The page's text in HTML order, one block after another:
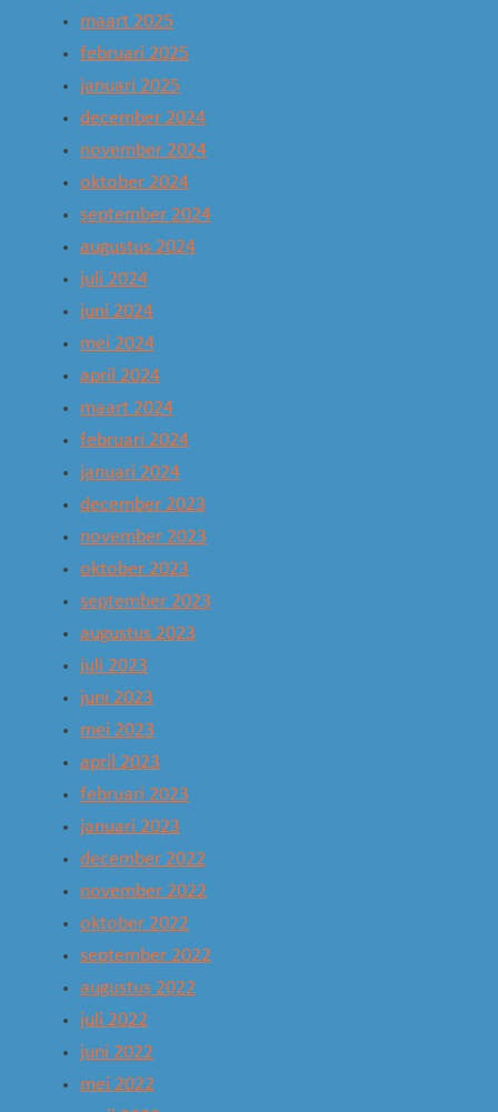
maart 2025
februari 2025
januari 2025
december 2024
november 2024
oktober 2024
september 2024
augustus 2024
juli 2024
juni 2024
mei 2024
april 2024
maart 2024
februari 2024
januari 2024
december 2023
november 2023
oktober 2023
september 2023
augustus 2023
juli 2023
juni 2023
mei 2023
april 2023
februari 2023
januari 2023
december 2022
november 2022
oktober 2022
september 2022
augustus 2022
juli 2022
juni 2022
mei 2022